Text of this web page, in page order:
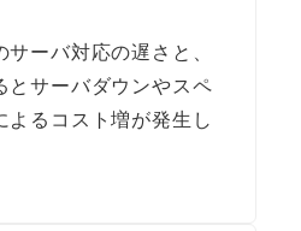
ーバ対応の遅さと、
とサーバダウンやスペ
よるコスト増が発生し